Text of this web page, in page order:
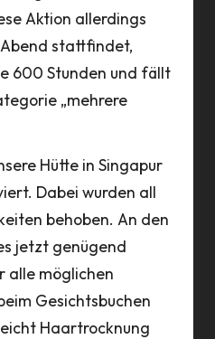
Aktion allerdings
stattfindet,
600 Stunden und fällt
„mehrere
Hütte in Singapur
Dabei wurden all
behoben. An den
jetzt genügend
alle möglichen
Gesichtsbuchen
Haartrocknung